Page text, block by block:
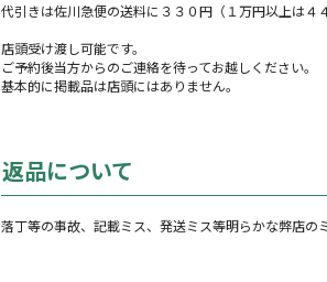
代引きは佐川急便の送料に３３０円（１万円以上は４
店頭受け渡し可能です。
ご予約後当方からのご連絡を待ってお越しください。
基本的に掲載品は店頭にはありません。
返品について
落丁等の事故、記載ミス、発送ミス等明らかな弊店